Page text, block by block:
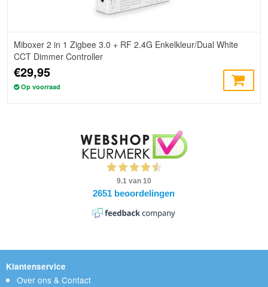
Miboxer 2 in 1 Zigbee 3.0 + RF 2.4G Enkelkleur/Dual White
CCT Dimmer Controller
€29,95
Op voorraad
Klantenservice
Over ons & Contact